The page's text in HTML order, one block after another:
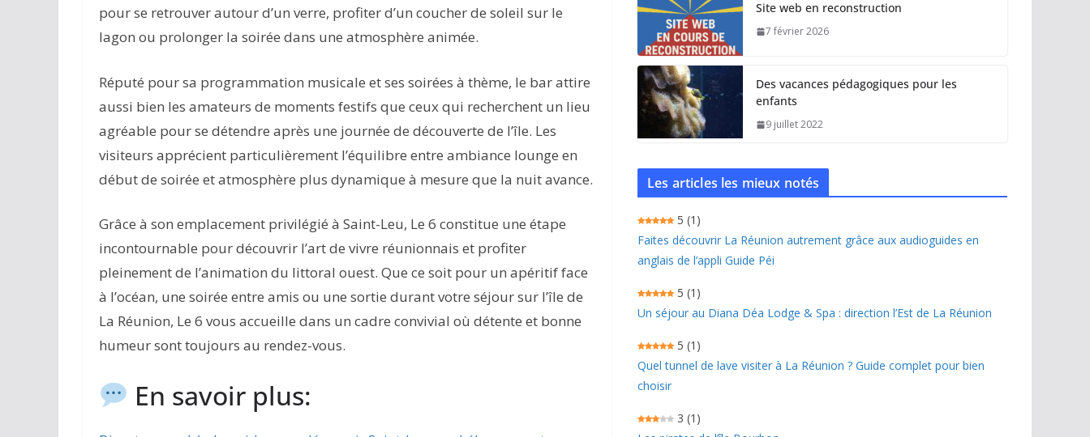
pour se retrouver autour d’un verre, profiter d’un coucher de soleil sur le
lagon ou prolonger la soirée dans une atmosphère animée.
Réputé pour sa programmation musicale et ses soirées à thème, le bar attire
aussi bien les amateurs de moments festifs que ceux qui recherchent un lieu
agréable pour se détendre après une journée de découverte de l’île. Les
visiteurs apprécient particulièrement l’équilibre entre ambiance lounge en
début de soirée et atmosphère plus dynamique à mesure que la nuit avance.
Grâce à son emplacement privilégié à Saint-Leu, Le 6 constitue une étape
incontournable pour découvrir l’art de vivre réunionnais et profiter
pleinement de l’animation du littoral ouest. Que ce soit pour un apéritif face
à l’océan, une soirée entre amis ou une sortie durant votre séjour sur l’île de
La Réunion, Le 6 vous accueille dans un cadre convivial où détente et bonne
humeur sont toujours au rendez-vous.
En savoir plus:
Site web en reconstruction
7 février 2026
Des vacances pédagogiques pour les
enfants
9 juillet 2022
Les articles les mieux notés
5 (1)
Faites découvrir La Réunion autrement grâce aux audioguides en
anglais de l’appli Guide Péi
5 (1)
Un séjour au Diana Déa Lodge & Spa : direction l’Est de La Réunion
5 (1)
Quel tunnel de lave visiter à La Réunion ? Guide complet pour bien
choisir
3 (1)